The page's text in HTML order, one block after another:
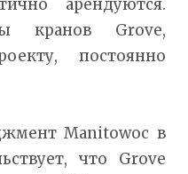
арендуются.
кранов Grove,
постоянно
Manitowoc в
что Grove